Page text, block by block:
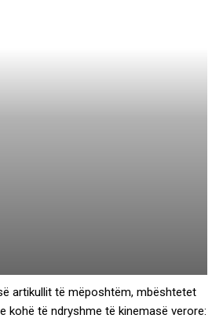
artikullit të mëposhtëm, mbështetet
kohë të ndryshme të kinemasë verore: